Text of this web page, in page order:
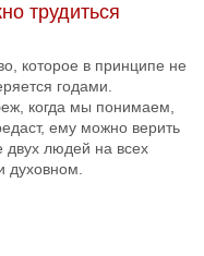
трудиться
которое в принципе не
годами.
когда мы понимаем,
ему можно верить
двух людей на всех
духовном.